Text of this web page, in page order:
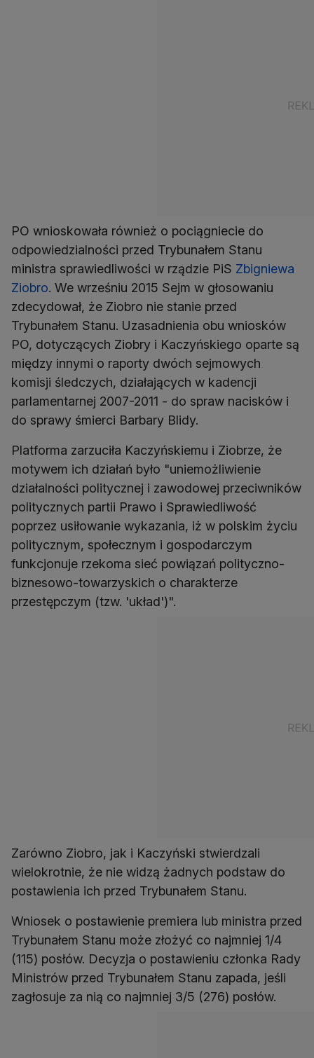
PO wnioskowała również o pociągniecie do
odpowiedzialności przed Trybunałem Stanu
ministra sprawiedliwości w rządzie PiS Zbigniewa
Ziobro. We wrześniu 2015 Sejm w głosowaniu
zdecydował, że Ziobro nie stanie przed
Trybunałem Stanu. Uzasadnienia obu wniosków
PO, dotyczących Ziobry i Kaczyńskiego oparte są
między innymi o raporty dwóch sejmowych
komisji śledczych, działających w kadencji
parlamentarnej 2007-2011 - do spraw nacisków i
do sprawy śmierci Barbary Blidy.
Platforma zarzuciła Kaczyńskiemu i Ziobrze, że
motywem ich działań było "uniemożliwienie
działalności politycznej i zawodowej przeciwników
politycznych partii Prawo i Sprawiedliwość
poprzez usiłowanie wykazania, iż w polskim życiu
politycznym, społecznym i gospodarczym
funkcjonuje rzekoma sieć powiązań polityczno-
biznesowo-towarzyskich o charakterze
przestępczym (tzw. 'układ')".
Zarówno Ziobro, jak i Kaczyński stwierdzali
wielokrotnie, że nie widzą żadnych podstaw do
postawienia ich przed Trybunałem Stanu.
Wniosek o postawienie premiera lub ministra przed
Trybunałem Stanu może złożyć co najmniej 1/4
(115) posłów. Decyzja o postawieniu członka Rady
Ministrów przed Trybunałem Stanu zapada, jeśli
zagłosuje za nią co najmniej 3/5 (276) posłów.